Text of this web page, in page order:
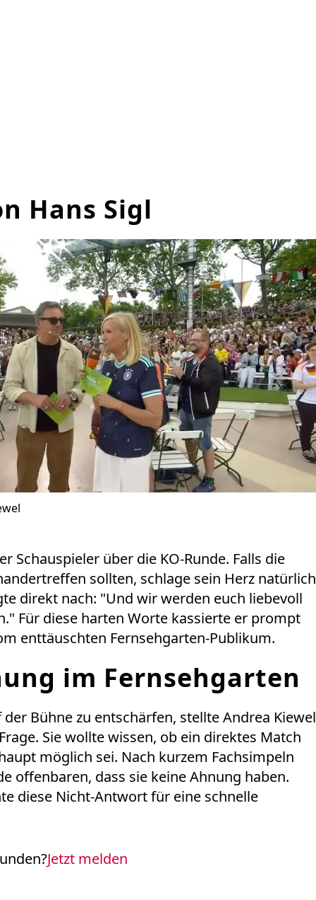
Hans Sigl
Schauspieler über die KO-Runde. Falls die
sollten, schlage sein Herz natürlich
direkt nach: "Und wir werden euch liebevoll
Für diese harten Worte kassierte er prompt
enttäuschten Fernsehgarten-Publikum.
im Fernsehgarten
Bühne zu entschärfen, stellte Andrea Kiewel
Sie wollte wissen, ob ein direktes Match
möglich sei. Nach kurzem Fachsimpeln
offenbaren, dass sie keine Ahnung haben.
diese Nicht-Antwort für eine schnelle
Jetzt melden